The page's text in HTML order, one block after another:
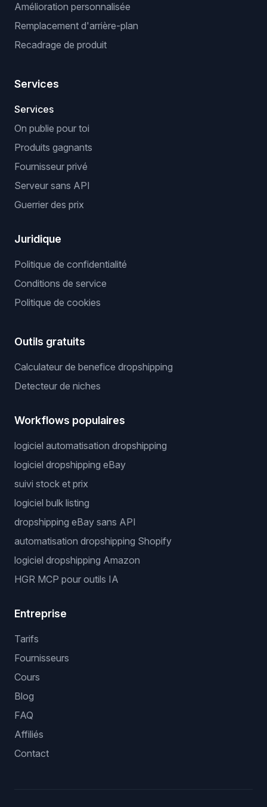
Amélioration personnalisée
Remplacement d'arrière-plan
Recadrage de produit
Services
Services
On publie pour toi
Produits gagnants
Fournisseur privé
Serveur sans API
Guerrier des prix
Juridique
Politique de confidentialité
Conditions de service
Politique de cookies
Outils gratuits
Calculateur de benefice dropshipping
Detecteur de niches
Workflows populaires
logiciel automatisation dropshipping
logiciel dropshipping eBay
suivi stock et prix
logiciel bulk listing
dropshipping eBay sans API
automatisation dropshipping Shopify
logiciel dropshipping Amazon
HGR MCP pour outils IA
Entreprise
Tarifs
Fournisseurs
Cours
Blog
FAQ
Affiliés
Contact